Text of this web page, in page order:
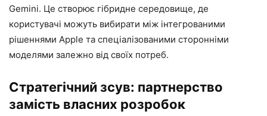
Gemini. Це створює гібридне середовище, де
користувачі можуть вибирати між інтегрованими
рішеннями Apple та спеціалізованими сторонніми
моделями залежно від своїх потреб.
Стратегічний зсув: партнерство
замість власних розробок